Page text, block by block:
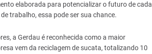
elaborada para potencializar o futuro de cada
trabalho, essa pode ser sua chance.
a Gerdau é reconhecida como a maior
vem da reciclagem de sucata, totalizando 10